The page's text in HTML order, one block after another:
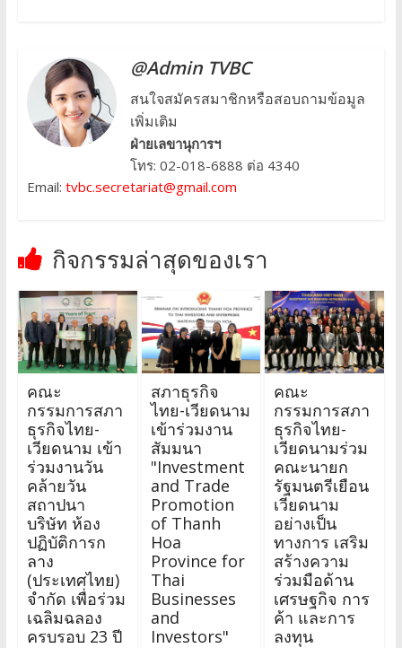
@Admin TVBC
สนใจสมัครสมาชิกหรือสอบถามข้อมูล
เพิ่มเติม
ฝ่ายเลขานุการฯ
โทร: 02-018-6888 ต่อ 4340
Email: tvbc.secretariat@gmail.com
กิจกรรมล่าสุดของเรา
คณะ
กรรมการสภา
ธุรกิจไทย-
เวียดนาม เข้า
ร่วมงานวัน
คล้ายวัน
สถาปนา
บริษัท ห้อง
ปฏิบัติการก
ลาง
(ประเทศไทย)
จำกัด เพื่อร่วม
เฉลิมฉลอง
ครบรอบ 23 ปี
สภาธุรกิจ
ไทย-เวียดนาม
เข้าร่วมงาน
สัมมนา
"Investment
and Trade
Promotion
of Thanh
Hoa
Province for
Thai
Businesses
and
Investors"
คณะ
กรรมการสภา
ธุรกิจไทย-
เวียดนามร่วม
คณะนายก
รัฐมนตรีเยือน
เวียดนาม
อย่างเป็น
ทางการ เสริม
สร้างความ
ร่วมมือด้าน
เศรษฐกิจ การ
ค้า และการ
ลงทุน